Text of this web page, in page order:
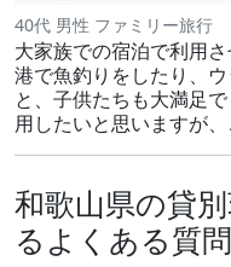
40代 男性 ファミリー旅行
大家族での宿泊で利用
港で魚釣りをしたり、
と、子供たちも大満足
用したいと思いますが
和歌山県の貸
るよくある質問